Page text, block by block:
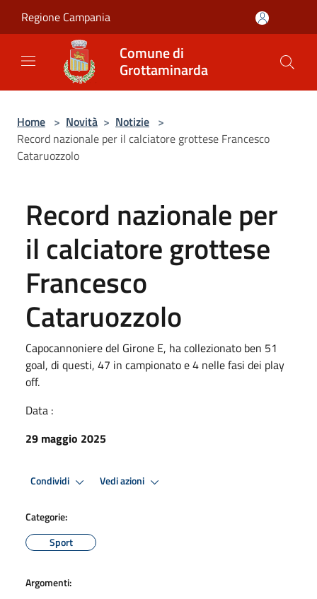
Regione Campania
Comune di
Grottaminarda
Home > Novità > Notizie >
Record nazionale per il calciatore grottese Francesco
Cataruozzolo
Record nazionale per
il calciatore grottese
Francesco
Cataruozzolo
Capocannoniere del Girone E, ha collezionato ben 51
goal, di questi, 47 in campionato e 4 nelle fasi dei play
off.
Data :
29 maggio 2025
Condividi Vedi azioni
Categorie:
Sport
Argomenti: